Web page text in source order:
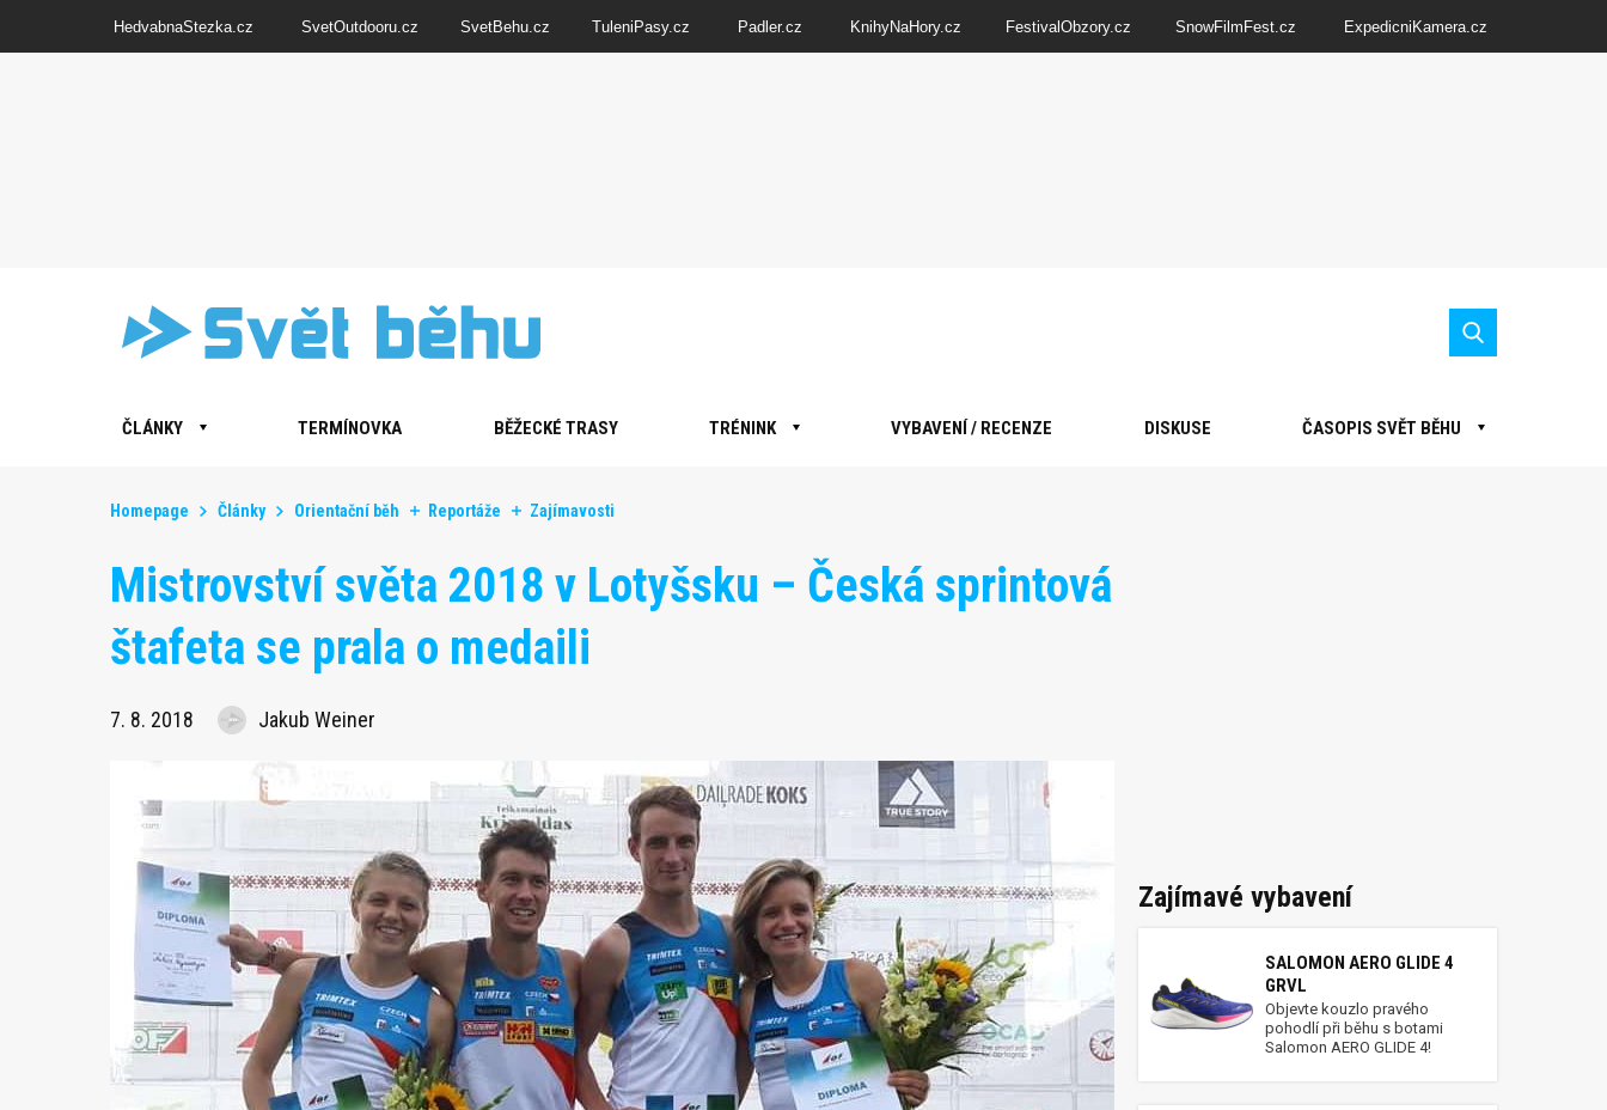
HedvabnaStezka.cz SvetOutdooru.cz SvetBehu.cz TuleniPasy.cz Padler.cz KnihyNaHory.cz FestivalObzory.cz SnowFilmFest.cz ExpedicniKamera.cz
ČLÁNKY TERMÍNOVKA BĚŽECKÉ TRASY TRÉNINK VYBAVENÍ / RECENZE DISKUSE ČASOPIS SVĚT BĚHU
Homepage Články Orientační běh Reportáže Zajímavosti
Mistrovství světa 2018 v Lotyšsku – Česká sprintová
štafeta se prala o medaili
7. 8. 2018 Jakub Weiner
Zajímavé vybavení
SALOMON AERO GLIDE 4
GRVL
Objevte kouzlo pravého
pohodlí při běhu s botami
Salomon AERO GLIDE 4!